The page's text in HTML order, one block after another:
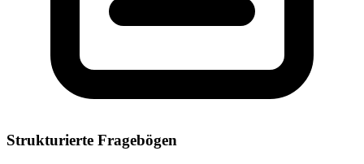
Strukturierte Fragebögen